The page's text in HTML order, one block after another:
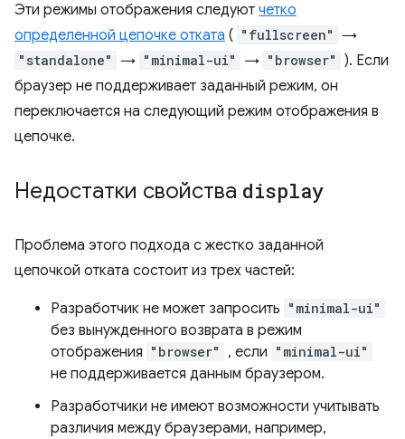
Эти режимы отображения следуют четко
определенной цепочке отката ( "fullscreen" →
"standalone" → "minimal-ui" → "browser"
). Если
браузер не поддерживает заданный режим, он
переключается на следующий режим отображения в
цепочке.
Недостатки свойства display
Проблема этого подхода с жестко заданной
цепочкой отката состоит из трех частей:
Разработчик не может запросить "minimal-ui"
без вынужденного возврата в режим
отображения "browser" , если "minimal-ui"
не поддерживается данным браузером.
Разработчики не имеют возможности учитывать
различия между браузерами, например,